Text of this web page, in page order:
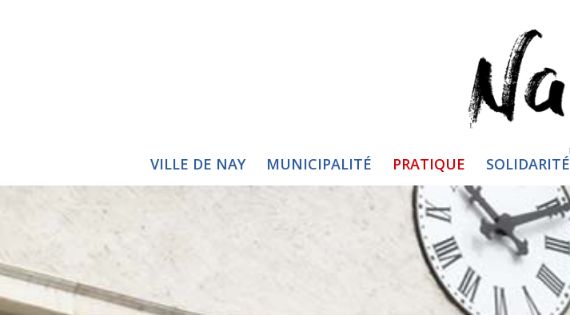
VILLE DE NAY MUNICIPALITÉ PRATIQUE SOLIDARITÉ